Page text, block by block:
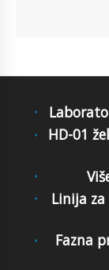
HD-01
Linija
Fazna